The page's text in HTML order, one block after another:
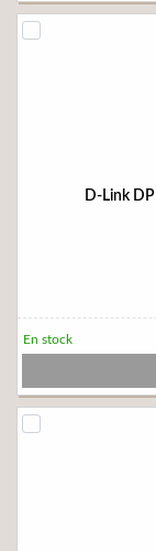
D-Link
En stock